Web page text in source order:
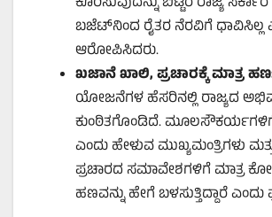
ಬಜೆಟ್‌ನಿಂದ ರೈತರ ನೆರವಿಗೆ ಧಾವಿಸಿಲ್ಲ
ಆರೋಪಿಸಿದರು.
ಖಜಾನೆ ಖಾಲಿ,ಪ್ರಚಾರಕ್ಕೆ ಮಾತ್ರ
ಯೋಜನೆಗಳ ಹೆಸರಿನಲ್ಲಿ ರಾಜ್ಯದ
ಕುಂಠಿತಗೊಂಡಿದೆ.
ಎಂದು ಹೇಳುವ ಮುಖ್ಯಮಂತ್ರಿಗಳು
ಪ್ರಚಾರದ ಸಮಾವೇಶಗಳಿಗೆ ಮಾತ್ರ
ಹಣವನ್ನು ಹೇಗೆ ಬಳಸುತ್ತಿದ್ದಾರೆ ಎಂದು